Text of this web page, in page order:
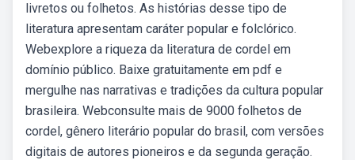
livretos ou folhetos. As histórias desse tipo de
literatura apresentam caráter popular e folclórico.
Webexplore a riqueza da literatura de cordel em
domínio público. Baixe gratuitamente em pdf e
mergulhe nas narrativas e tradições da cultura popular
brasileira. Webconsulte mais de 9000 folhetos de
cordel, gênero literário popular do brasil, com versões
digitais de autores pioneiros e da segunda geração.